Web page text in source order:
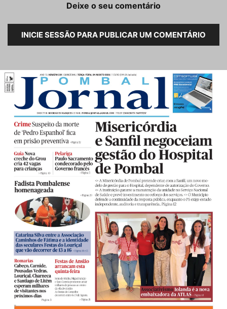
Deixe o seu comentário
INICIE SESSÃO PARA PUBLICAR UM COMENTÁRIO